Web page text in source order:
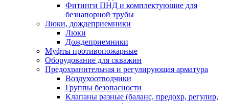
Фитинги ПНД и комплектующие для
безнапорной трубы
Люки, дождеприемники
Люки
Дождеприемники
Муфты противопожарные
Оборудование для скважин
Предохранительная и регулирующая арматура
Воздухоотводчики
Группы безопасности
Клапаны разные (баланс, предохр, регулир,